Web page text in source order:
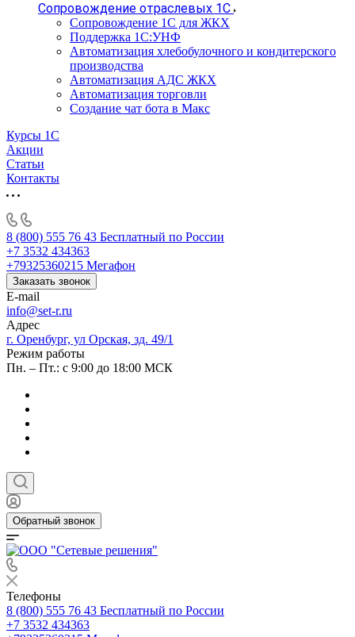
Сопровождение отраслевых 1С
Сопровождение 1С для ЖКХ
Поддержка 1С:УНФ
Автоматизация хлебобулочного и кондитерского
производства
Автоматизация АДС ЖКХ
Автоматизация торговли
Создание чат бота в Макс
Курсы 1С
Акции
Статьи
Контакты
8 (800) 555 76 43 Бесплатный по России
+7 3532 434363
+79325360215 Мегафон
Заказать звонок
E-mail
info@set-r.ru
Адрес
г. Оренбург, ул Орская, зд. 49/1
Режим работы
Пн. – Пт.: с 9:00 до 18:00 МСК
Обратный звонок
Телефоны
8 (800) 555 76 43 Бесплатный по России
+7 3532 434363